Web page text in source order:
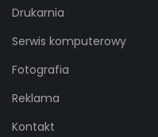
Drukarnia
Serwis komputerowy
Fotografia
Reklama
Kontakt